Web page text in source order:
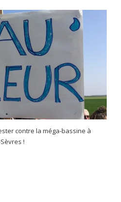
contre la méga-bassine à
!